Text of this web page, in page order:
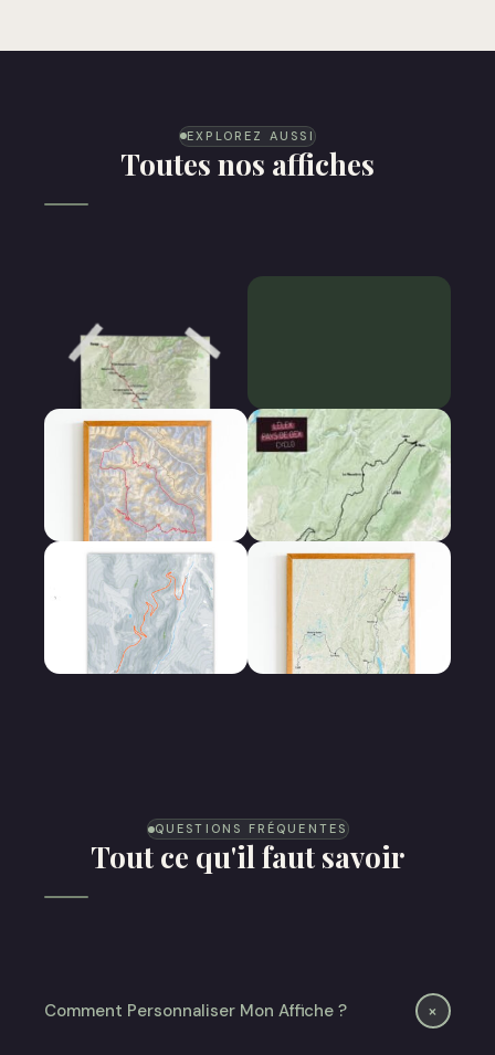
EXPLOREZ AUSSI
Toutes nos affiches
Bikepacking
Cyclo Cross
Gravel
QUESTIONS FRÉQUENTES
Tout ce qu'il faut savoir
Comment Personnaliser Mon Affiche ? +